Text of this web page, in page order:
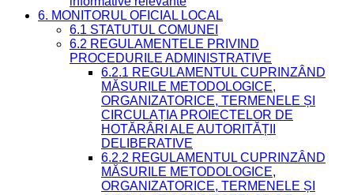
6. MONITORUL OFICIAL LOCAL
6.1 STATUTUL COMUNEI
6.2 REGULAMENTELE PRIVIND
PROCEDURILE ADMINISTRATIVE
6.2.1 REGULAMENTUL CUPRINZÂND
MĂSURILE METODOLOGICE,
ORGANIZATORICE, TERMENELE ȘI
CIRCULAȚIA PROIECTELOR DE
HOTĂRÂRI ALE AUTORITĂȚII
DELIBERATIVE
6.2.2 REGULAMENTUL CUPRINZÂND
MĂSURILE METODOLOGICE,
ORGANIZATORICE, TERMENELE ȘI